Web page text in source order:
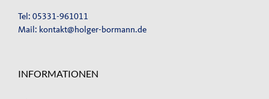
Tel: 05331-961011
Mail: kontakt@holger-bormann.de
INFORMATIONEN